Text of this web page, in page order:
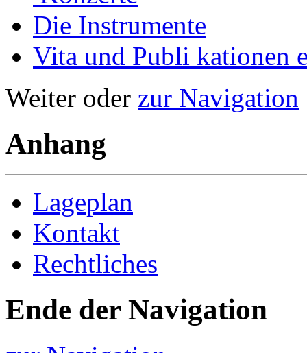
Die Instrumente
Vita und Publi­ kationen
Weiter oder zur Navigation
Anhang
Lageplan
Kontakt
Rechtliches
Ende der Navigation